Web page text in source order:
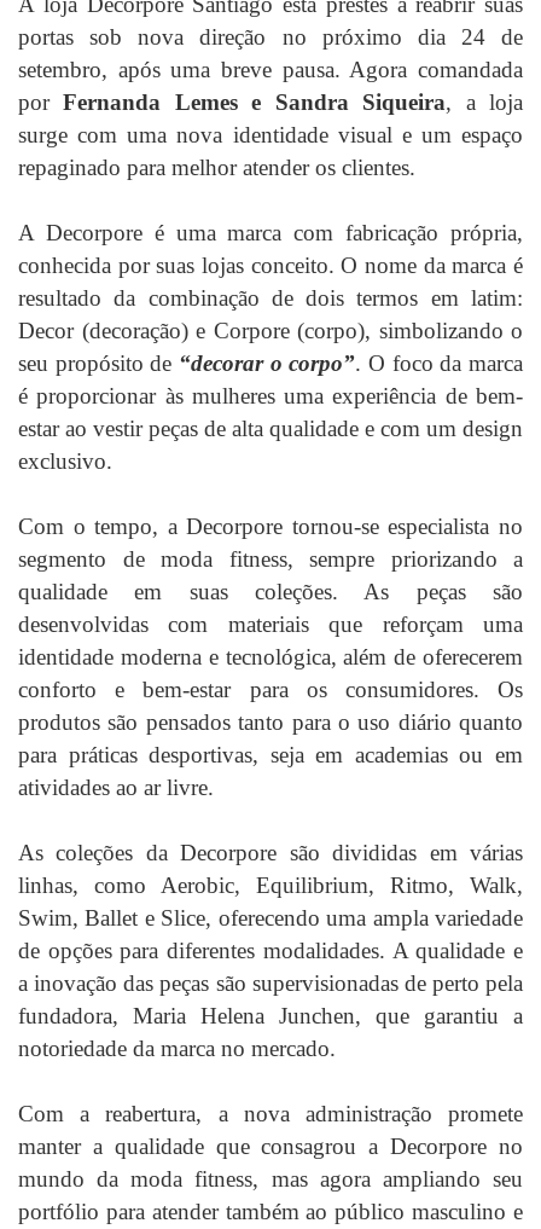
portas sob nova direção no próximo dia 24 de
setembro, após uma breve pausa. Agora comandada
porFernanda Lemes e Sandra Siqueira, a loja
surge com uma nova identidade visual e um espaço
repaginado para melhor atender os clientes.
A Decorpore é uma marca com fabricação própria,
conhecida por suas lojas conceito. O nome da marca é
resultado da combinação de dois termos em latim:
Decor (decoração) e Corpore (corpo), simbolizando o
seu propósito de “decorar o corpo”. O foco da marca
é proporcionar às mulheres uma experiência de bem-
estar ao vestir peças de alta qualidade e com um design
exclusivo.
Com o tempo, a Decorpore tornou-se especialista no
segmento de moda fitness, sempre priorizando a
qualidade em suas coleções. As peças são
desenvolvidas com materiais que reforçam uma
identidade moderna e tecnológica, além de oferecerem
conforto e bem-estar para os consumidores. Os
produtos são pensados tanto para o uso diário quanto
para práticas desportivas, seja em academias ou em
atividades ao ar livre.
As coleções da Decorpore são divididas em várias
linhas, como Aerobic, Equilibrium, Ritmo, Walk,
Swim, Ballet e Slice, oferecendo uma ampla variedade
de opções para diferentes modalidades. A qualidade e
a inovação das peças são supervisionadas de perto pela
fundadora, Maria Helena Junchen, que garantiu a
notoriedade da marca no mercado.
Com a reabertura, a nova administração promete
manter a qualidade que consagrou a Decorpore no
mundo da moda fitness, mas agora ampliando seu
portfólio para atender também ao público masculino e